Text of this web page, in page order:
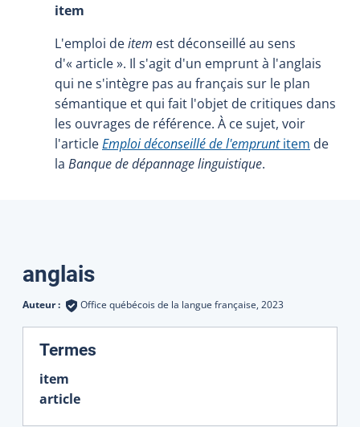
item
L'emploi deitem est déconseillé au sens
d'« article ». Il s'agit d'un emprunt à l'anglais
qui ne s'intègre pas au français sur le plan
sémantique et qui fait l'objet de critiques dans
les ouvrages de référence. À ce sujet, voir
l'articleEmploi déconseillé de l'empruntitem de
la Banque de dépannage linguistique.
Traductions
anglais
Auteur : Office québécois de la langue française, 2023
Termes
item
article